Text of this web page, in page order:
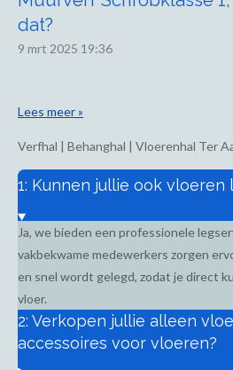
dat?
9 mrt 2025 19:36
Lees meer »
Verfhal | Behanghal | Vloerenhal Ter
1: Kunnen jullie ook vloeren
Ja, we bieden een professionele
vakbekwame medewerkers zorgen
en snel wordt gelegd, zodat je direct
vloer.
2: Verkopen jullie alleen
accessoires voor vloeren?